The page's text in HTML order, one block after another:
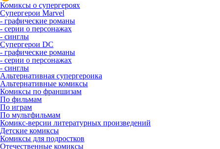
Комиксы о супергероях
Супергерои Marvel
- графические романы
- серии о персонажах
- синглы
Супергерои DC
- графические романы
- серии о персонажах
- синглы
Альтернативная супергероика
Альтернативные комиксы
Комиксы по франшизам
По фильмам
По играм
По мультфильмам
Комикс-версии литературных произведений
Детские комиксы
Комиксы для подростков
Отечественные комиксы